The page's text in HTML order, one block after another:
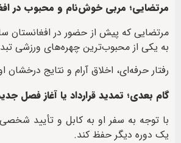
مرتضایی؛ مربی خوش‌نام و محبوب در
مرتضایی که پیش از حضور در افغانستان
به یکی از محبوب‌ترین چهره‌های ورزشی
رفتار حرفه‌ای، اخلاق آرام و نتایج
گام بعدی؛ تمدید قرارداد یا آغاز فصل
با توجه به سفر او به کابل و تأیید شخصی
یک دوره دیگر حفظ کند.